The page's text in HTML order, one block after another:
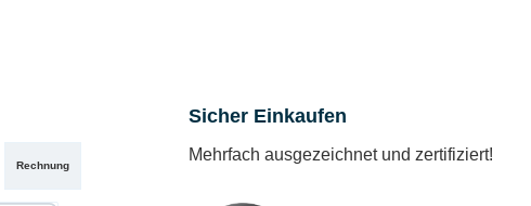
Rechnung
Sicher Einkaufen
Mehrfach ausgezeichnet und zertifiziert!